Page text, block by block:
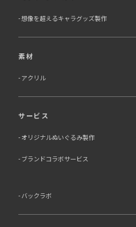
想像を超えるキャラグッズ製作
素材
アクリル
サービス
オリジナルぬいぐるみ製作
ブランドコラボサービス
バックラボ